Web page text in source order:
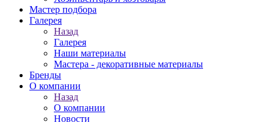
Мастер подбора
Галерея
Назад
Галерея
Наши материалы
Мастера - декоративные материалы
Бренды
О компании
Назад
О компании
Новости